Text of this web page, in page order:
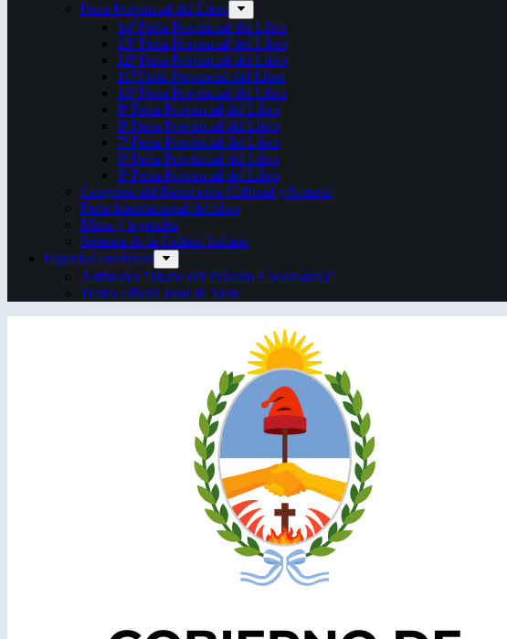
Feria Provincial del Libro
14ª Feria Provincial del Libro
13ª Feria Provincial del Libro
12ª Feria Provincial del Libro
11ª Feria Provincial del Libro
10ª Feria Provincial del Libro
9ª Feria Provincial del Libro
8ª Feria Provincial del Libro
7ª Feria Provincial del Libro
6ª Feria Provincial del Libro
5ª Feria Provincial del Libro
Congreso del Patrimonio Cultural y Natural
Feria Internacional del libro
Mitos y leyendas
Semana de la Cultura Italiana
Espacios escénicos
Anfiteatro “Mario del Tránsito Cocomarola”
Teatro Oficial Juan de Vera